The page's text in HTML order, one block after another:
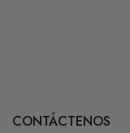
CONTÁCTENOS